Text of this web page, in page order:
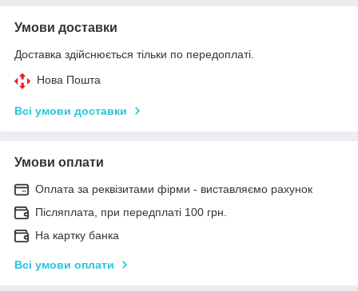
Умови доставки
Доставка здійснюється тільки по передоплаті.
Нова Пошта
Всі умови доставки
Умови оплати
Оплата за реквізитами фірми - виставляємо рахунок
Післяплата, при передплаті 100 грн.
На картку банка
Всі умови оплати